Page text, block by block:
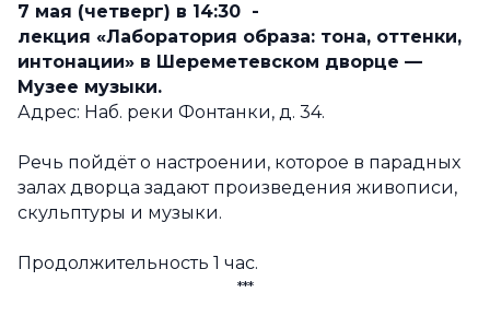
7 мая (четверг) в 14:30 -
лекция «Лаборатория образа: тона, оттенки,
интонации» в Шереметевском дворце —
Музее музыки.
Адрес: Наб. реки Фонтанки, д. 34.
Речь пойдёт о настроении, которое в парадных
залах дворца задают произведения живописи,
скульптуры и музыки.
Продолжительность 1 час.
***